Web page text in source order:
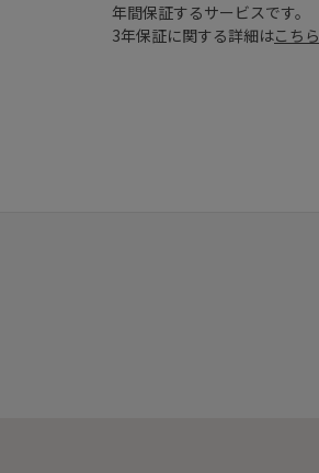
年間保証するサービスです。
3年保証に関する詳細はこちら